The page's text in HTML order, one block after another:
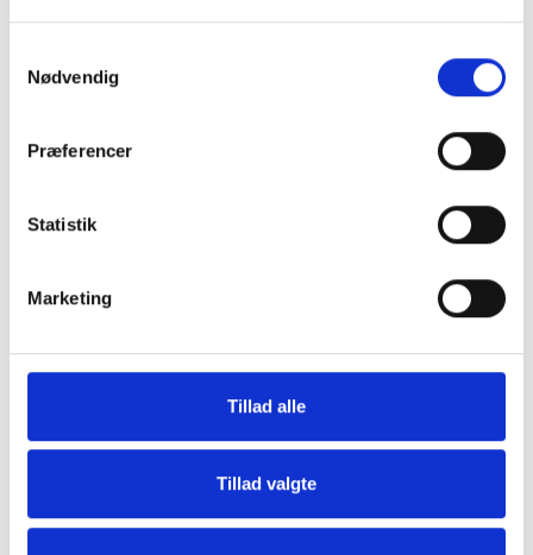
Nødvendig
Præferencer
Statistik
Marketing
Tillad alle
Tillad valgte
Håndvask-armatur/vandhane - NEWFORM XT - MAT
Flot matsort vandhane / håndvaskarmatur. Virkelig stilrent
Kan både bruges privat - men grundet den høje kvalitet kan
kommer mange mennesker - F.eks. café/restaurant, hotel,
m.m.
Sparevandhane som maks. kan bruge 5 liter pr. minut.
Samlet højde 180 mm.
Kommer med slanger til tilslutning.